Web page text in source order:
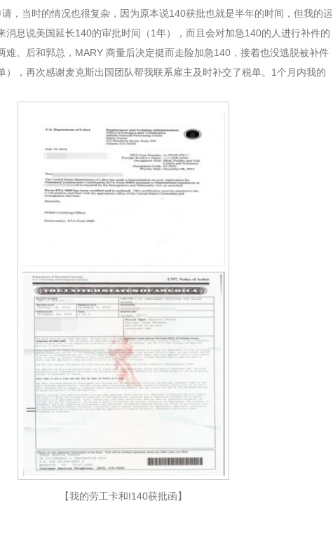
，当时的情况也很复杂，因为原本说140获批也就是半年的时间，但我的运
消息说美国延长140的审批时间（1年），而且会对加急140的人进行补件的
难。后和郭总，MARY 商量后决定挺而走险加急140，接着也没逃脱被补件
），再次感谢麦克斯出国团队帮我联系雇主及时补交了税单。1个月内我的
【我的劳工卡和I140获批函】